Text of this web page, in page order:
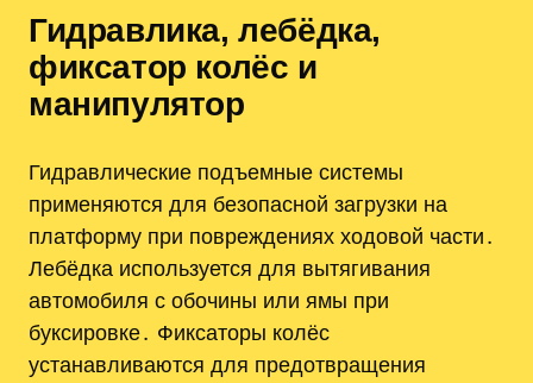
Гидравлика, лебёдка,
фиксатор колёс и
манипулятор
Гидравлические подъемные системы
применяются для безопасной загрузки на
платформу при повреждениях ходовой части․
Лебёдка используется для вытягивания
автомобиля с обочины или ямы при
буксировке․ Фиксаторы колёс
устанавливаются для предотвращения